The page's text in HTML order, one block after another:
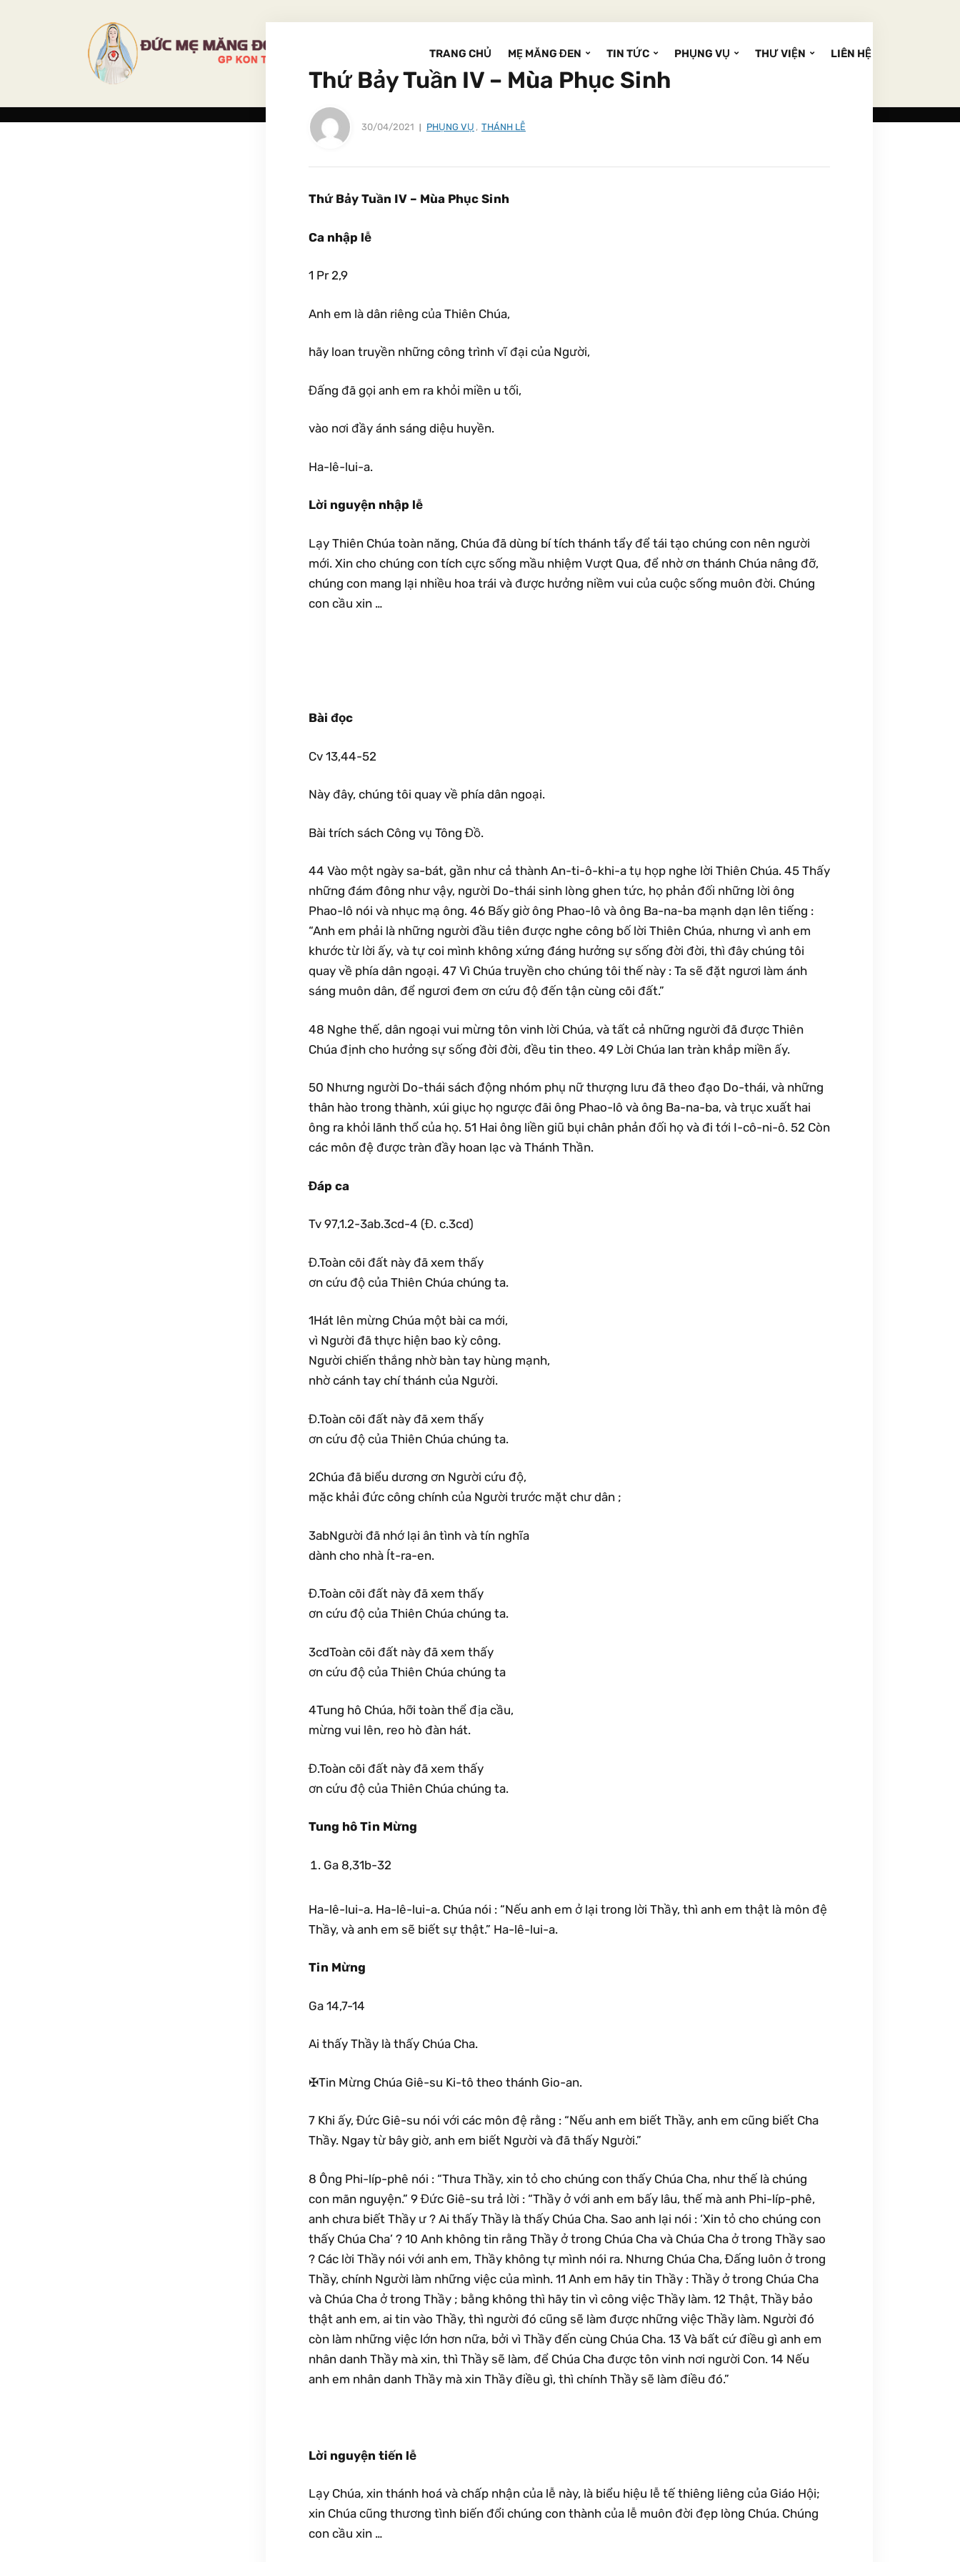
TRANG CHỦ MẸ MĂNG ĐEN TIN TỨC PHỤNG VỤ THƯ VIỆN LIÊN HỆ
Thứ Bảy Tuần IV – Mùa Phục Sinh
30/04/2021 PHỤNG VỤ , THÁNH LỄ
Thứ Bảy Tuần IV – Mùa Phục Sinh
Ca nhập lễ
1 Pr 2,9
Anh em là dân riêng của Thiên Chúa,
hãy loan truyền những công trình vĩ đại của Người,
Đấng đã gọi anh em ra khỏi miền u tối,
vào nơi đầy ánh sáng diệu huyền.
Ha-lê-lui-a.
Lời nguyện nhập lễ
Lạy Thiên Chúa toàn năng, Chúa đã dùng bí tích thánh tẩy để tái tạo chúng con nên người
mới. Xin cho chúng con tích cực sống mầu nhiệm Vượt Qua, để nhờ ơn thánh Chúa nâng đỡ,
chúng con mang lại nhiều hoa trái và được hưởng niềm vui của cuộc sống muôn đời. Chúng
con cầu xin …
Bài đọc
Cv 13,44-52
Này đây, chúng tôi quay về phía dân ngoại.
Bài trích sách Công vụ Tông Đồ.
44 Vào một ngày sa-bát, gần như cả thành An-ti-ô-khi-a tụ họp nghe lời Thiên Chúa. 45 Thấy
những đám đông như vậy, người Do-thái sinh lòng ghen tức, họ phản đối những lời ông
Phao-lô nói và nhục mạ ông. 46 Bấy giờ ông Phao-lô và ông Ba-na-ba mạnh dạn lên tiếng :
“Anh em phải là những người đầu tiên được nghe công bố lời Thiên Chúa, nhưng vì anh em
khước từ lời ấy, và tự coi mình không xứng đáng hưởng sự sống đời đời, thì đây chúng tôi
quay về phía dân ngoại. 47 Vì Chúa truyền cho chúng tôi thế này : Ta sẽ đặt ngươi làm ánh
sáng muôn dân, để ngươi đem ơn cứu độ đến tận cùng cõi đất.”
48 Nghe thế, dân ngoại vui mừng tôn vinh lời Chúa, và tất cả những người đã được Thiên
Chúa định cho hưởng sự sống đời đời, đều tin theo. 49 Lời Chúa lan tràn khắp miền ấy.
50 Nhưng người Do-thái sách động nhóm phụ nữ thượng lưu đã theo đạo Do-thái, và những
thân hào trong thành, xúi giục họ ngược đãi ông Phao-lô và ông Ba-na-ba, và trục xuất hai
ông ra khỏi lãnh thổ của họ. 51 Hai ông liền giũ bụi chân phản đối họ và đi tới I-cô-ni-ô. 52 Còn
các môn đệ được tràn đầy hoan lạc và Thánh Thần.
Đáp ca
Tv 97,1.2-3ab.3cd-4 (Đ. c.3cd)
Đ.Toàn cõi đất này đã xem thấy
ơn cứu độ của Thiên Chúa chúng ta.
1Hát lên mừng Chúa một bài ca mới,
vì Người đã thực hiện bao kỳ công.
Người chiến thắng nhờ bàn tay hùng mạnh,
nhờ cánh tay chí thánh của Người.
Đ.Toàn cõi đất này đã xem thấy
ơn cứu độ của Thiên Chúa chúng ta.
2Chúa đã biểu dương ơn Người cứu độ,
mặc khải đức công chính của Người trước mặt chư dân ;
3abNgười đã nhớ lại ân tình và tín nghĩa
dành cho nhà Ít-ra-en.
Đ.Toàn cõi đất này đã xem thấy
ơn cứu độ của Thiên Chúa chúng ta.
3cdToàn cõi đất này đã xem thấy
ơn cứu độ của Thiên Chúa chúng ta
4Tung hô Chúa, hỡi toàn thể địa cầu,
mừng vui lên, reo hò đàn hát.
Đ.Toàn cõi đất này đã xem thấy
ơn cứu độ của Thiên Chúa chúng ta.
Tung hô Tin Mừng
Ga 8,31b-32
Ha-lê-lui-a. Ha-lê-lui-a. Chúa nói : “Nếu anh em ở lại trong lời Thầy, thì anh em thật là môn đệ
Thầy, và anh em sẽ biết sự thật.” Ha-lê-lui-a.
Tin Mừng
Ga 14,7-14
Ai thấy Thầy là thấy Chúa Cha.
✠Tin Mừng Chúa Giê-su Ki-tô theo thánh Gio-an.
7 Khi ấy, Đức Giê-su nói với các môn đệ rằng : “Nếu anh em biết Thầy, anh em cũng biết Cha
Thầy. Ngay từ bây giờ, anh em biết Người và đã thấy Người.”
8 Ông Phi-líp-phê nói : “Thưa Thầy, xin tỏ cho chúng con thấy Chúa Cha, như thế là chúng
con mãn nguyện.” 9 Đức Giê-su trả lời : “Thầy ở với anh em bấy lâu, thế mà anh Phi-líp-phê,
anh chưa biết Thầy ư ? Ai thấy Thầy là thấy Chúa Cha. Sao anh lại nói : ‘Xin tỏ cho chúng con
thấy Chúa Cha’ ? 10 Anh không tin rằng Thầy ở trong Chúa Cha và Chúa Cha ở trong Thầy sao
? Các lời Thầy nói với anh em, Thầy không tự mình nói ra. Nhưng Chúa Cha, Đấng luôn ở trong
Thầy, chính Người làm những việc của mình. 11 Anh em hãy tin Thầy : Thầy ở trong Chúa Cha
và Chúa Cha ở trong Thầy ; bằng không thì hãy tin vì công việc Thầy làm. 12 Thật, Thầy bảo
thật anh em, ai tin vào Thầy, thì người đó cũng sẽ làm được những việc Thầy làm. Người đó
còn làm những việc lớn hơn nữa, bởi vì Thầy đến cùng Chúa Cha. 13 Và bất cứ điều gì anh em
nhân danh Thầy mà xin, thì Thầy sẽ làm, để Chúa Cha được tôn vinh nơi người Con. 14 Nếu
anh em nhân danh Thầy mà xin Thầy điều gì, thì chính Thầy sẽ làm điều đó.”
Lời nguyện tiến lễ
Lạy Chúa, xin thánh hoá và chấp nhận của lễ này, là biểu hiệu lễ tế thiêng liêng của Giáo Hội;
xin Chúa cũng thương tình biến đổi chúng con thành của lễ muôn đời đẹp lòng Chúa. Chúng
con cầu xin …